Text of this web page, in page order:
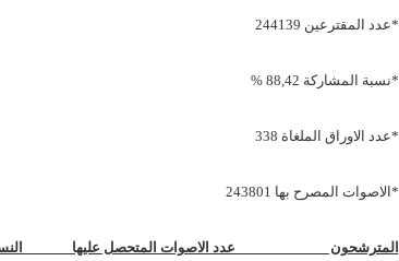
*عدد المقترعين 244139
*نسبة المشاركة 88,42 %
*عدد الاوراق الملغاة 338
*الاصوات المصرح بها 243801
المترشحون عدد الاصوات المتحصل عليها